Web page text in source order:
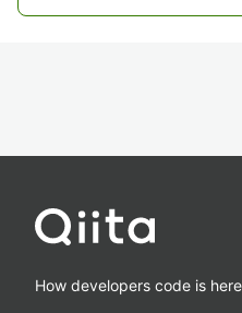
How developers code is